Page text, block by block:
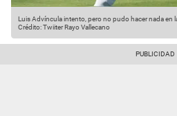
Luis Advíncula intento, pero no pudo hacer nada en
Crédito: Twiiter Rayo Vallecano